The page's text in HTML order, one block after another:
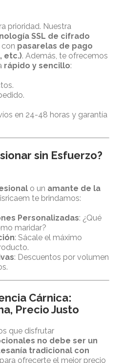
prioridad. Nuestra
SSL de cifrado
pasarelas de pago
etc.). Además, te ofrecemos
rápido y sencillo:
en 24-48 horas y garantía
sin Esfuerzo?
o un amante de la
te brindamos:
Personalizadas: ¿Qué
maridar?
: Sácale el máximo
: Descuentos por volumen
Cárnica:
Precio Justo
que disfrutar
no debe ser un
tradicional con
para ofrecerte el mejor precio